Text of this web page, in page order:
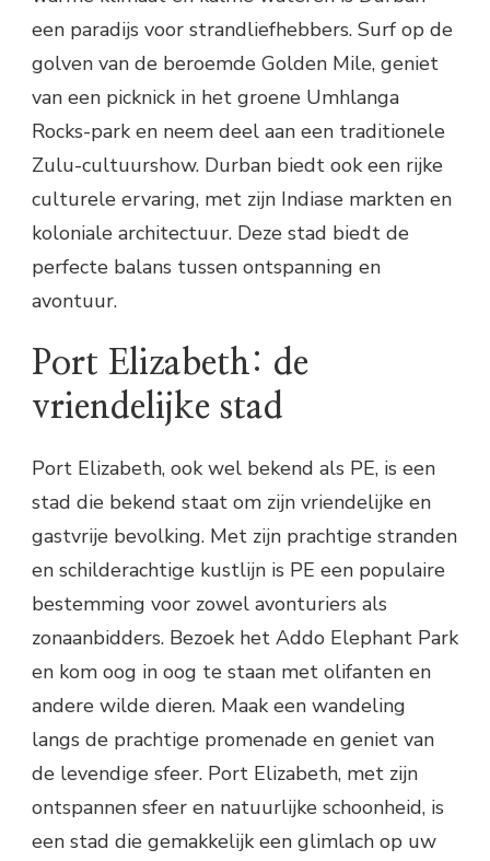
een paradijs voor strandliefhebbers. Surf op de
golven van de beroemde Golden Mile, geniet
van een picknick in het groene Umhlanga
Rocks-park en neem deel aan een traditionele
Zulu-cultuurshow. Durban biedt ook een rijke
culturele ervaring, met zijn Indiase markten en
koloniale architectuur. Deze stad biedt de
perfecte balans tussen ontspanning en
avontuur.
Port Elizabeth: de
vriendelijke stad
Port Elizabeth, ook wel bekend als PE, is een
stad die bekend staat om zijn vriendelijke en
gastvrije bevolking. Met zijn prachtige stranden
en schilderachtige kustlijn is PE een populaire
bestemming voor zowel avonturiers als
zonaanbidders. Bezoek het Addo Elephant Park
en kom oog in oog te staan met olifanten en
andere wilde dieren. Maak een wandeling
langs de prachtige promenade en geniet van
de levendige sfeer. Port Elizabeth, met zijn
ontspannen sfeer en natuurlijke schoonheid, is
een stad die gemakkelijk een glimlach op uw